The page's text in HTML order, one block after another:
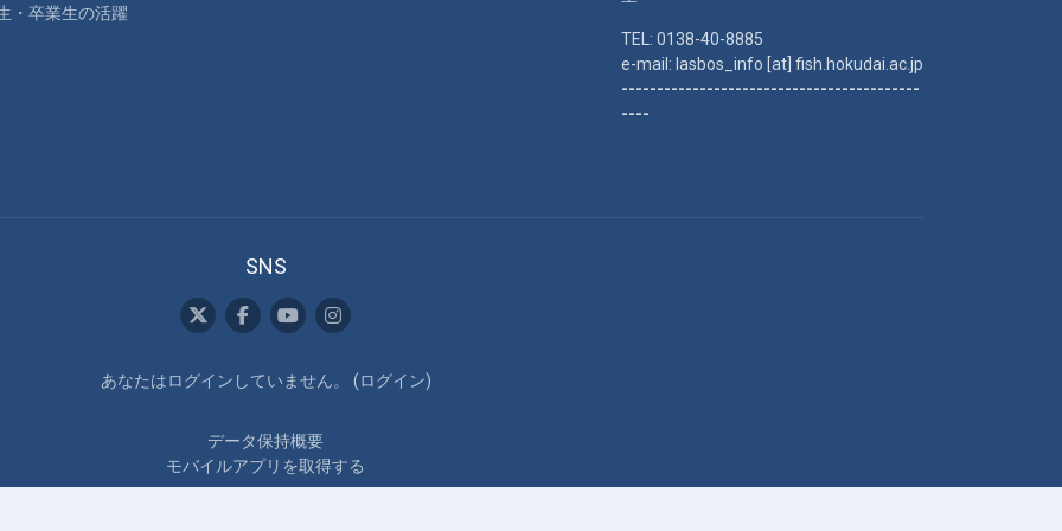
・卒業生の活躍
TEL: 0138-40-8885
e-mail: lasbos_info [at] fish.hokudai.ac.jp
------------------------------------------
----
SNS
あなたはログインしていません。 (ログイン)
データ保持概要
モバイルアプリを取得する